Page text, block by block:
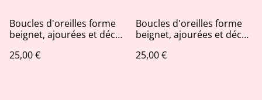
Boucles d'oreilles forme
beignet, ajourées et décos
25,00 €
Boucles d'oreilles forme
beignet, ajourées et décos
AB
25,00 €